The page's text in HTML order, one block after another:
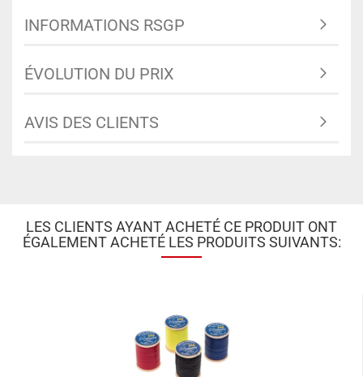
INFORMATIONS RSGP
ÉVOLUTION DU PRIX
AVIS DES CLIENTS
LES CLIENTS AYANT ACHETÉ CE PRODUIT ONT
ÉGALEMENT ACHETÉ LES PRODUITS SUIVANTS: